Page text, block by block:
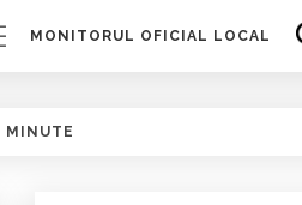
MONITORUL OFICIAL LOCAL
MINUTE